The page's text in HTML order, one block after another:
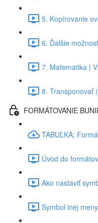
5. Kopírovanie
6. Ďalšie
7. Matematika |
8. Transponovať
FORMÁTOVANIE
TABUĽKA:
Úvod do
Ako nastaviť
Symbol inej